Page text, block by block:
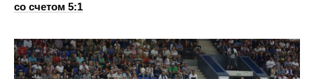
со счетом 5:1